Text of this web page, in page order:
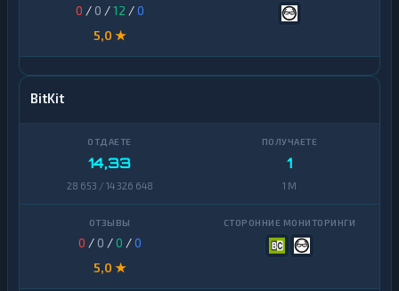
0 / 0 /12 /0
5,0 ★
BitKit
14,33
28 653 / 14 326 648
1
1 M
0 / 0 /0 /0
5,0 ★